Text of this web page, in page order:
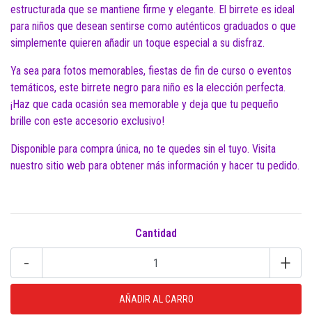
estructurada que se mantiene firme y elegante. El birrete es ideal
para niños que desean sentirse como auténticos graduados o que
simplemente quieren añadir un toque especial a su disfraz.
Ya sea para fotos memorables, fiestas de fin de curso o eventos
temáticos, este birrete negro para niño es la elección perfecta.
¡Haz que cada ocasión sea memorable y deja que tu pequeño
brille con este accesorio exclusivo!
Disponible para compra única, no te quedes sin el tuyo. Visita
nuestro sitio web para obtener más información y hacer tu pedido.
Cantidad
- +